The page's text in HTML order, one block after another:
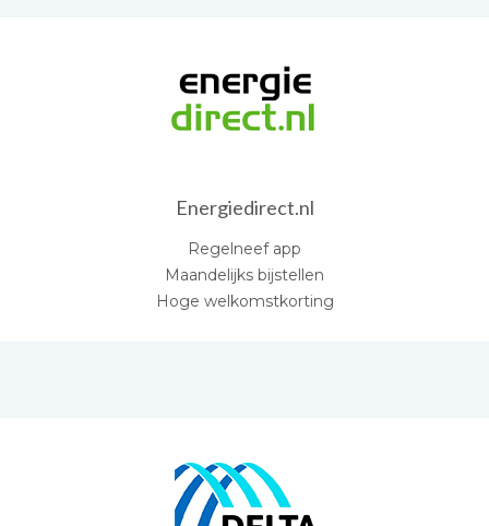
Energiedirect.nl
Regelneef app
Maandelijks bijstellen
Hoge welkomstkorting